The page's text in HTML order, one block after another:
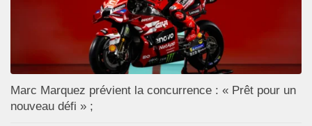
Marc Marquez prévient la concurrence : « Prêt pour un
nouveau défi » ;